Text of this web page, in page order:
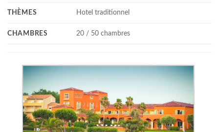
THÈMES Hotel traditionnel
CHAMBRES 20 / 50 chambres